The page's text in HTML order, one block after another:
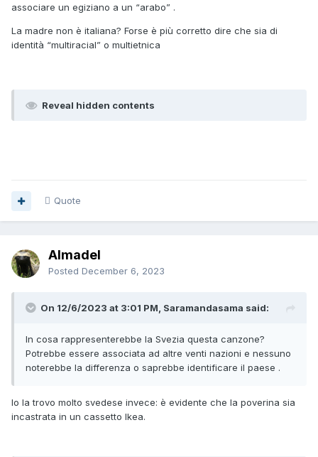
associare un egiziano a un “arabo” .
La madre non è italiana? Forse è più corretto dire che sia di
identità “multiracial” o multietnica
Reveal hidden contents
Quote
Almadel
Posted December 6, 2023
On 12/6/2023 at 3:01 PM, Saramandasama said:
In cosa rappresenterebbe la Svezia questa canzone?
Potrebbe essere associata ad altre venti nazioni e nessuno
noterebbe la differenza o saprebbe identificare il paese .
Io la trovo molto svedese invece: è evidente che la poverina sia
incastrata in un cassetto Ikea.